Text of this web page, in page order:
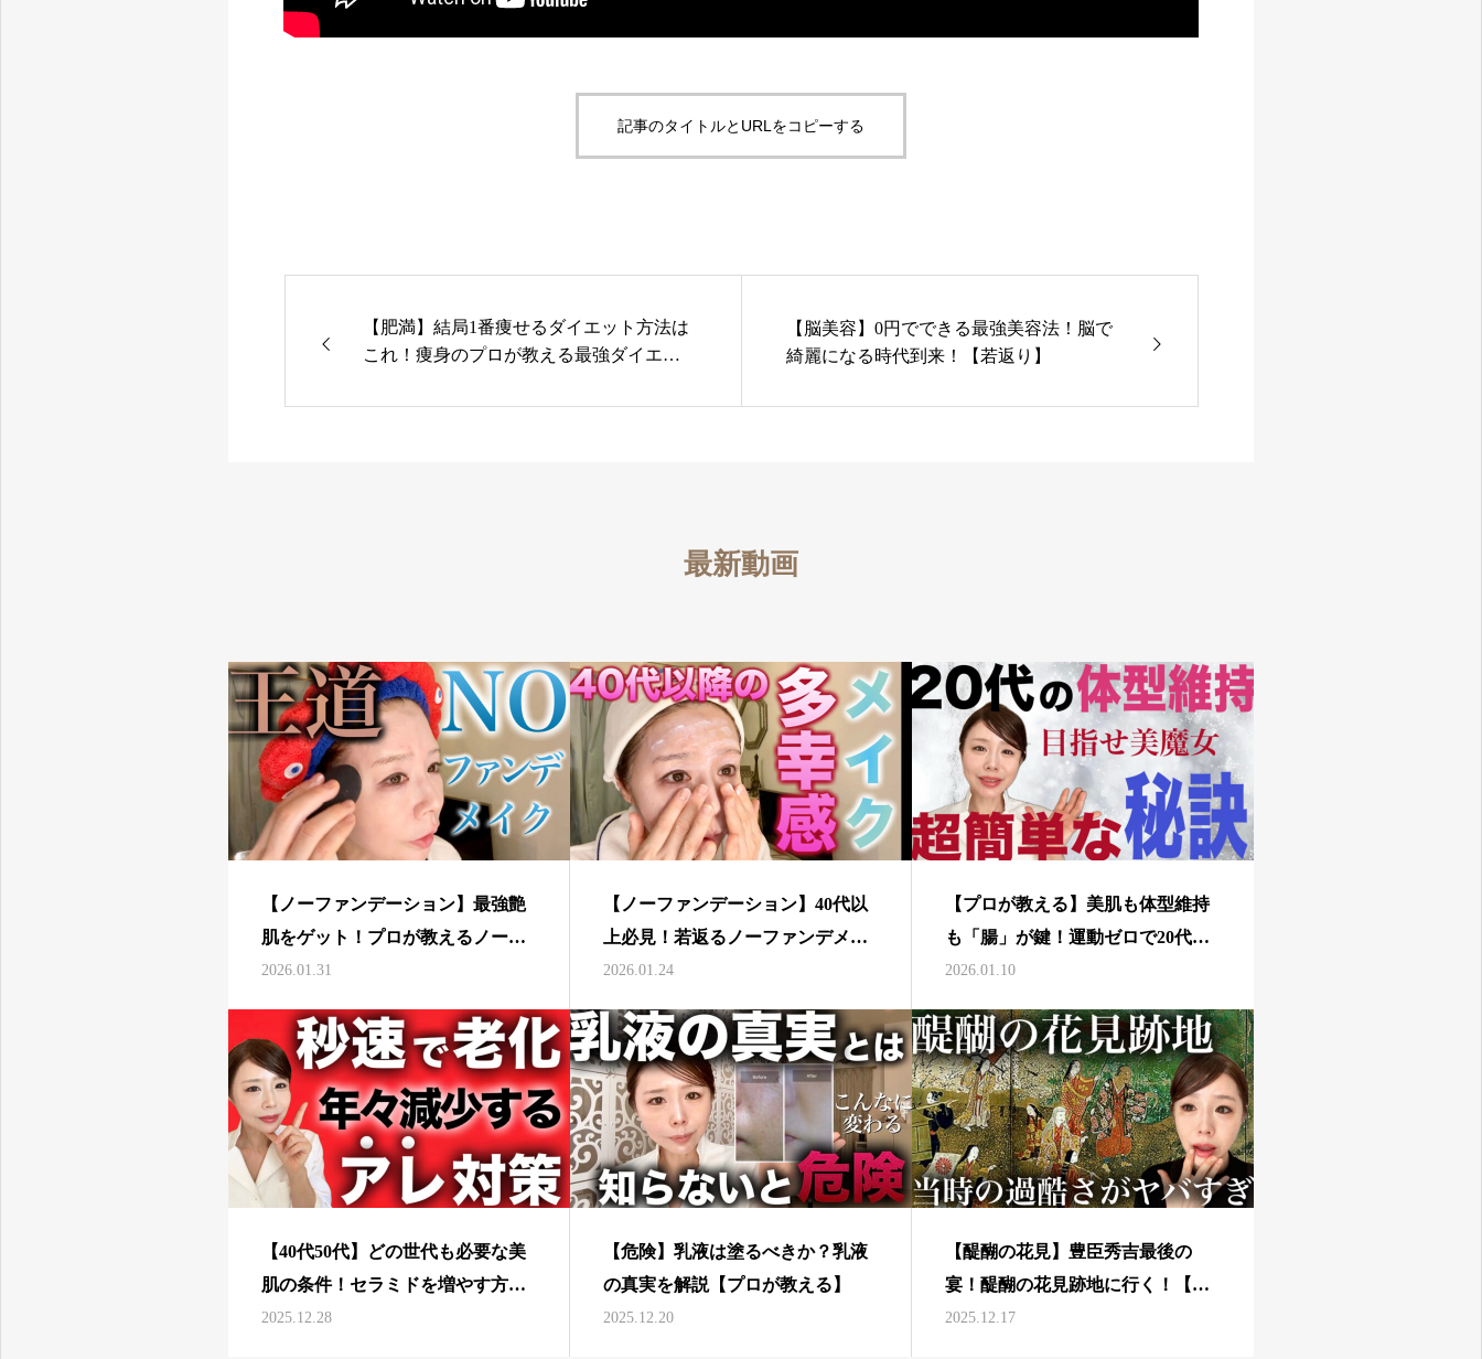
記事のタイトルとURLをコピーする
【肥満】結局1番痩せるダイエット方法は
これ！痩身のプロが教える最強ダイエッ
【脳美容】0円でできる最強美容法！脳で
綺麗になる時代到来！【若返り】
最新動画
【ノーファンデーション】最強艶
肌をゲット！プロが教えるノーフ
ァンデメイクの極意【ナチュラル
2026.01.31
【ノーファンデーション】40代以
上必見！若返るノーファンデメイ
クの正しい方法！【多幸感メイ
2026.01.24
【プロが教える】美肌も体型維持
も「腸」が鍵！運動ゼロで20代の
体重とウエストを維持する私の夕
2026.01.10
【40代50代】どの世代も必要な美
肌の条件！セラミドを増やす方法
を徹底解説【美肌作り】
2025.12.28
【危険】乳液は塗るべきか？乳液
の真実を解説【プロが教える】
2025.12.20
【醍醐の花見】豊臣秀吉最後の
宴！醍醐の花見跡地に行く！【醍
醐寺三宝院】
2025.12.17